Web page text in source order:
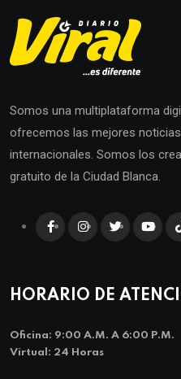
Somos una multiplataforma
ofrecemos las mejores
internacionales. Somos los
gratuito de la Ciudad Blanca.
HORARIO DE
Oficina: 9:00 A.m. A 6:00 P.m.
Virtual: 24 Horas